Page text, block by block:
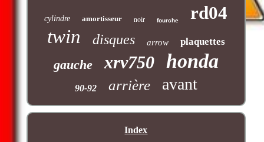
cylindre amortisseur noir fourche rd04
twin disques arrow plaquettes
gauche xrv750 honda
90-92 arrière avant
Index